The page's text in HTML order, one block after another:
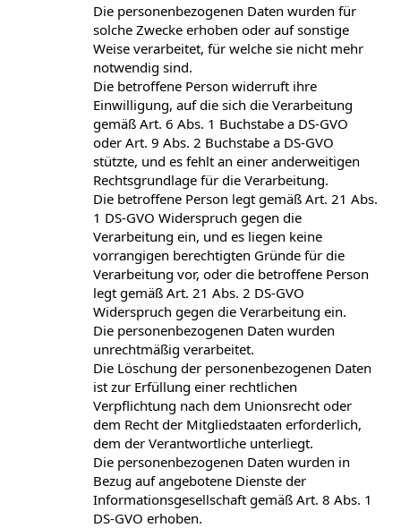
Die personenbezogenen Daten wurden für
solche Zwecke erhoben oder auf sonstige
Weise verarbeitet, für welche sie nicht mehr
notwendig sind.
Die betroffene Person widerruft ihre
Einwilligung, auf die sich die Verarbeitung
gemäß Art. 6 Abs. 1 Buchstabe a DS-GVO
oder Art. 9 Abs. 2 Buchstabe a DS-GVO
stützte, und es fehlt an einer anderweitigen
Rechtsgrundlage für die Verarbeitung.
Die betroffene Person legt gemäß Art. 21 Abs.
1 DS-GVO Widerspruch gegen die
Verarbeitung ein, und es liegen keine
vorrangigen berechtigten Gründe für die
Verarbeitung vor, oder die betroffene Person
legt gemäß Art. 21 Abs. 2 DS-GVO
Widerspruch gegen die Verarbeitung ein.
Die personenbezogenen Daten wurden
unrechtmäßig verarbeitet.
Die Löschung der personenbezogenen Daten
ist zur Erfüllung einer rechtlichen
Verpflichtung nach dem Unionsrecht oder
dem Recht der Mitgliedstaaten erforderlich,
dem der Verantwortliche unterliegt.
Die personenbezogenen Daten wurden in
Bezug auf angebotene Dienste der
Informationsgesellschaft gemäß Art. 8 Abs. 1
DS-GVO erhoben.